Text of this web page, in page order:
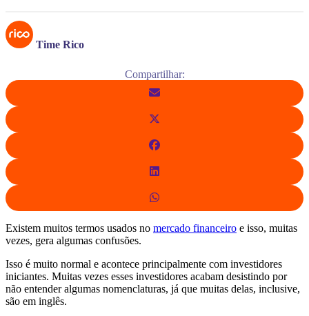
Time Rico
Compartilhar:
Existem muitos termos usados no mercado financeiro e isso, muitas
vezes, gera algumas confusões.
Isso é muito normal e acontece principalmente com investidores
iniciantes. Muitas vezes esses investidores acabam desistindo por
não entender algumas nomenclaturas, já que muitas delas, inclusive,
são em inglês.